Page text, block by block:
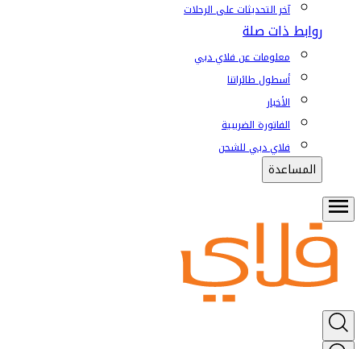
آخر التحديثات على الرحلات
روابط ذات صلة
معلومات عن فلاي دبي
أسطول طائراتنا
الأخبار
الفاتورة الضريبية
فلاي دبي للشحن
المساعدة